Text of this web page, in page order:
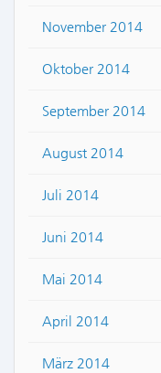
November 2014
Oktober 2014
September 2014
August 2014
Juli 2014
Juni 2014
Mai 2014
April 2014
März 2014